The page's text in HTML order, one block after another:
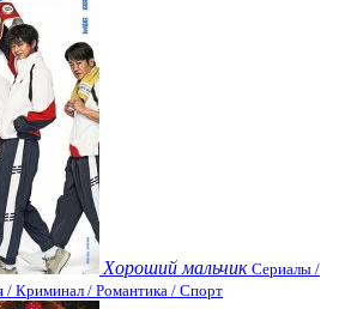
Хороший мальчик Сериалы /
/ Криминал / Романтика / Спорт